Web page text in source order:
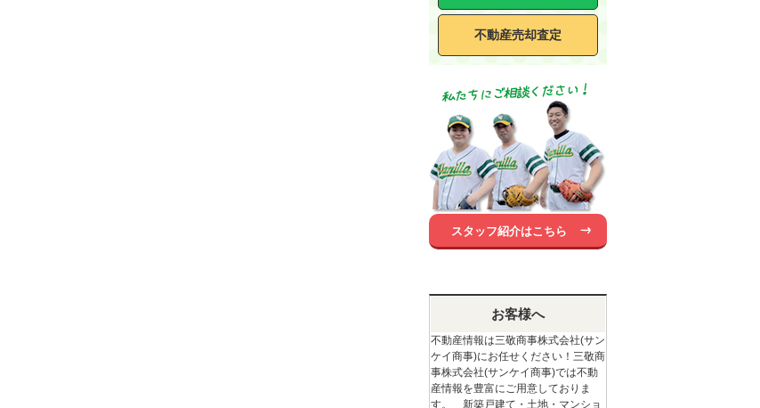
不動産売却査定
スタッフ紹介はこちら
お客様へ
不動産情報は三敬商事株式会社(サン
ケイ商事)にお任せください！三敬商
事株式会社(サンケイ商事)では不動
産情報を豊富にご用意しておりま
す。 新築戸建て・土地・マンショ